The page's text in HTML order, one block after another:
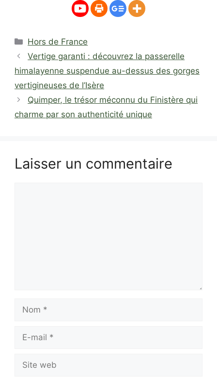
Catégories
Hors de France
Vertige garanti : découvrez la passerelle
himalayenne suspendue au-dessus des gorges
vertigineuses de l’Isère
Quimper, le trésor méconnu du Finistère qui
charme par son authenticité unique
Laisser un commentaire
Nom
Site
web